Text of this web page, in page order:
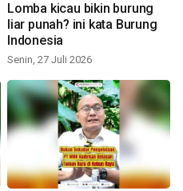
Lomba kicau bikin burung
liar punah? ini kata Burung
Indonesia
Senin, 27 Juli 2026